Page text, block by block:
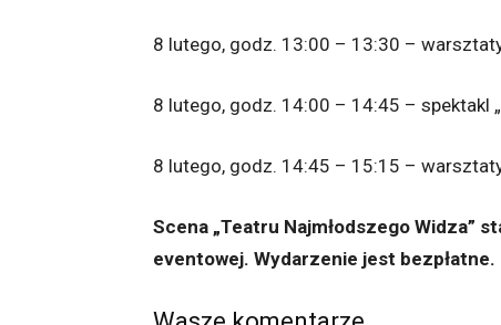
8 lutego, godz. 13:00 – 13:30 –
8 lutego, godz. 14:00 – 14:45 – spektakl
8 lutego, godz. 14:45 – 15:15 –
Scena „Teatru Najmłodszego Widza”
eventowej. Wydarzenie jest bezpłatne.